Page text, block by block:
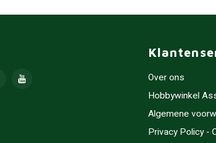
Over ons
Hobbywinkel
Algemene
Privacy Policy -